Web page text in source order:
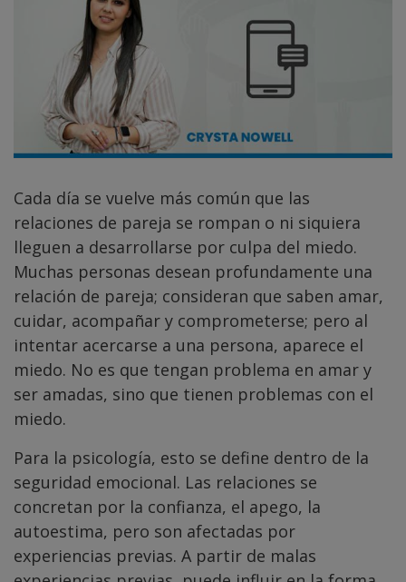
Cada día se vuelve más común que las
relaciones de pareja se rompan o ni siquiera
lleguen a desarrollarse por culpa del miedo.
Muchas personas desean profundamente una
relación de pareja; consideran que saben amar,
cuidar, acompañar y comprometerse; pero al
intentar acercarse a una persona, aparece el
miedo. No es que tengan problema en amar y
ser amadas, sino que tienen problemas con el
miedo.
Para la psicología, esto se define dentro de la
seguridad emocional. Las relaciones se
concretan por la confianza, el apego, la
autoestima, pero son afectadas por
experiencias previas. A partir de malas